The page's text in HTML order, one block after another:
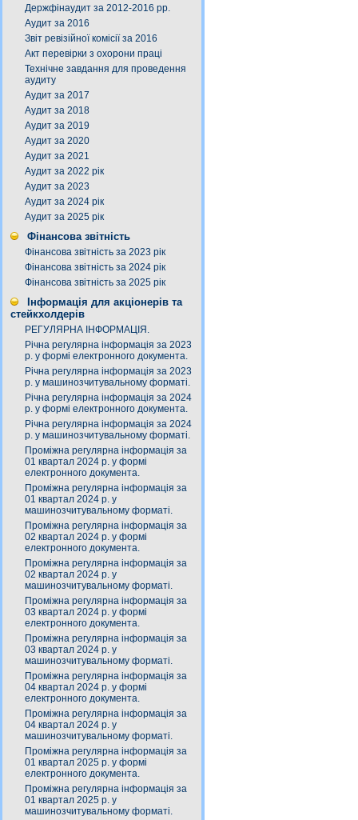
Держфінаудит за 2012-2016 рр.
Аудит за 2016
Звіт ревізійної комісії за 2016
Акт перевірки з охорони праці
Технічне завдання для проведення
аудиту
Аудит за 2017
Аудит за 2018
Аудит за 2019
Аудит за 2020
Аудит за 2021
Аудит за 2022 рік
Аудит за 2023
Аудит за 2024 рік
Аудит за 2025 рік
Фінансова звітність
Фінансова звітність за 2023 рік
Фінансова звітність за 2024 рік
Фінансова звітність за 2025 рік
Інформація для акціонерів та
стейкхолдерів
РЕГУЛЯРНА ІНФОРМАЦІЯ.
Річна регулярна інформація за 2023
р. у формі електронного документа.
Річна регулярна інформація за 2023
р. у машинозчитувальному форматі.
Річна регулярна інформація за 2024
р. у формі електронного документа.
Річна регулярна інформація за 2024
р. у машинозчитувальному форматі.
Проміжна регулярна інформація за
01 квартал 2024 р. у формі
електронного документа.
Проміжна регулярна інформація за
01 квартал 2024 р. у
машинозчитувальному форматі.
Проміжна регулярна інформація за
02 квартал 2024 р. у формі
електронного документа.
Проміжна регулярна інформація за
02 квартал 2024 р. у
машинозчитувальному форматі.
Проміжна регулярна інформація за
03 квартал 2024 р. у формі
електронного документа.
Проміжна регулярна інформація за
03 квартал 2024 р. у
машинозчитувальному форматі.
Проміжна регулярна інформація за
04 квартал 2024 р. у формі
електронного документа.
Проміжна регулярна інформація за
04 квартал 2024 р. у
машинозчитувальному форматі.
Проміжна регулярна інформація за
01 квартал 2025 р. у формі
електронного документа.
Проміжна регулярна інформація за
01 квартал 2025 р. у
машинозчитувальному форматі.